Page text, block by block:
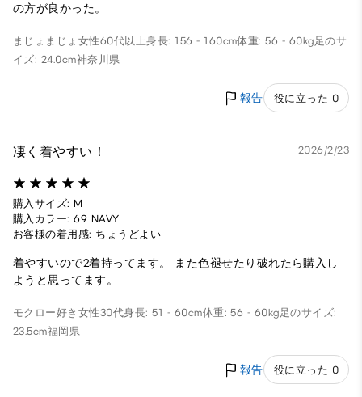
の方が良かった。
まじょまじょ 女性60代以上身長: 156 - 160cm体重: 56 - 60kg足のサ
イズ: 24.0cm神奈川県
報告 役に立った 0
凄く着やすい！ 2026/2/23
購入サイズ: M
購入カラー: 69 NAVY
お客様の着用感: ちょうどよい
着やすいので2着持ってます。 また色褪せたり破れたら購入し
ようと思ってます。
モクロー好き 女性30代身長: 51 - 60cm体重: 56 - 60kg足のサイズ:
23.5cm福岡県
報告 役に立った 0